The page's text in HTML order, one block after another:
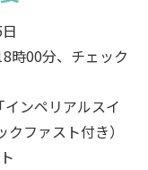
時00分、チェック
ンペリアルスイ
ファスト付き）